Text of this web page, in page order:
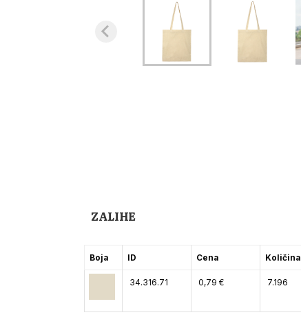
ZALIHE
Boja ID Cena Količina
34.316.71 0,79 € 7.196